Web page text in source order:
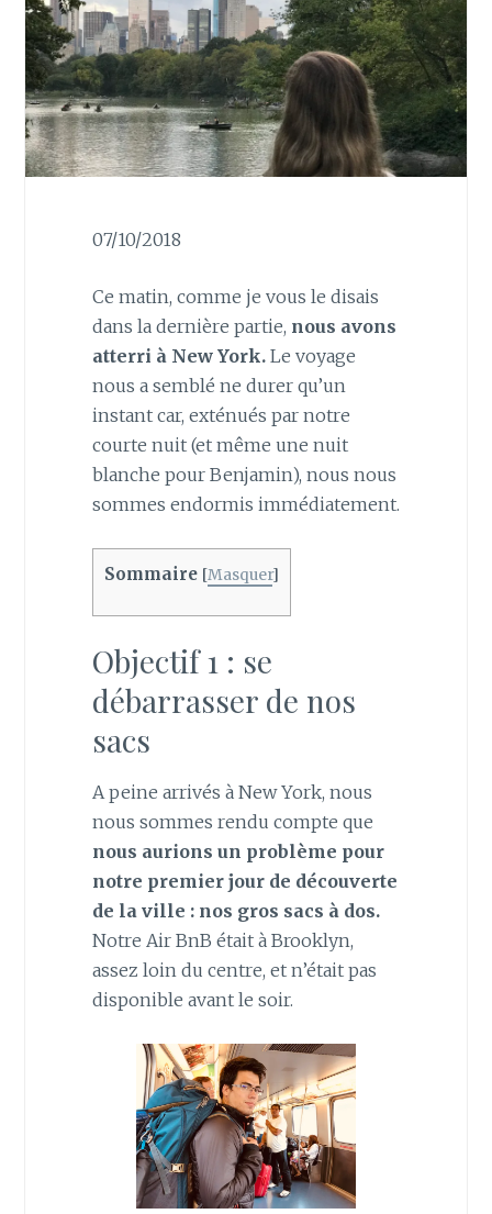
07/10/2018
Ce matin, comme je vous le disais
dans la dernière partie, nous avons
atterri à New York.Le voyage
nous a semblé ne durer qu’un
instant car, exténués par notre
courte nuit (et même une nuit
blanche pour Benjamin), nous nous
sommes endormis immédiatement.
Sommaire [Masquer]
Objectif 1 : se
débarrasser de nos
sacs
A peine arrivés à New York, nous
nous sommes rendu compte que
nous aurions un problème pour
notre premier jour de découverte
de la ville : nos gros sacs à dos.
Notre Air BnB était à Brooklyn,
assez loin du centre, et n’était pas
disponible avant le soir.